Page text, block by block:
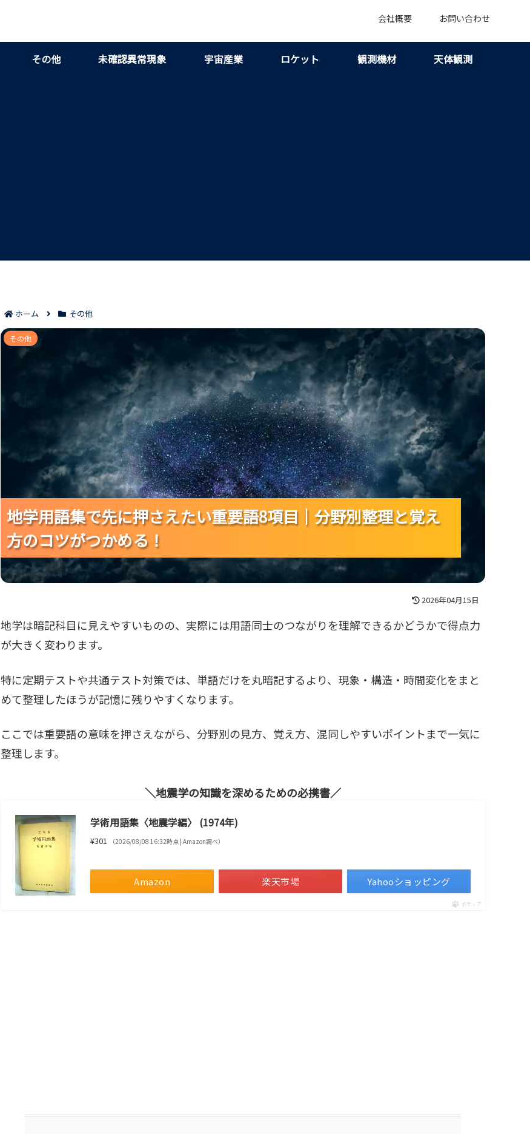
会社概要 お問い合わせ
その他 未確認異常現象 宇宙産業 ロケット 観測機材 天体観測
ホーム その他
地学用語集で先に押さえたい重要語8項目｜分野別整理と覚え方のコツがつかめる！
地学用語集で先に押さえたい重要語8項目｜分野別整理と覚え
方のコツがつかめる！
地学用語集で先に押さえたい重要語8項目｜分野別整理と覚え
方のコツがつかめる！
地学用語集で先に押さえたい重要語8項目｜分野別整理と覚え
方のコツがつかめる！
その他
2026年04月15日
地学は暗記科目に見えやすいものの、実際には用語同士のつながりを理解できるかどうかで得点力
が大きく変わります。
特に定期テストや共通テスト対策では、単語だけを丸暗記するより、現象・構造・時間変化をまと
めて整理したほうが記憶に残りやすくなります。
ここでは重要語の意味を押さえながら、分野別の見方、覚え方、混同しやすいポイントまで一気に
整理します。
地震学の知識を深めるための必携書
学術用語集〈地震学編〉 (1974年)
¥301 （2026/08/08 16:32時点 | Amazon調べ）
Amazon 楽天市場 Yahooショッピング
ポチップ